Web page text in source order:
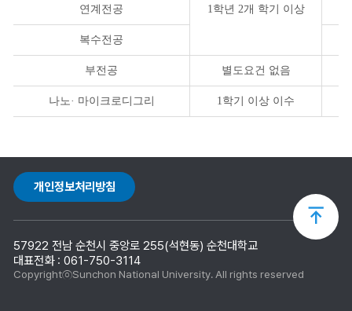
1학년 2개 학기 이상
연계전공
복수전공
부전공 별도요건 없음
나노· 마이크로디그리 1학기 이상 이수
개인정보처리방침
57922 전남 순천시 중앙로 255(석현동) 순천대학교
대표전화 : 061-750-3114
CopyrightⓒSunchon National University. All rights reserved
상